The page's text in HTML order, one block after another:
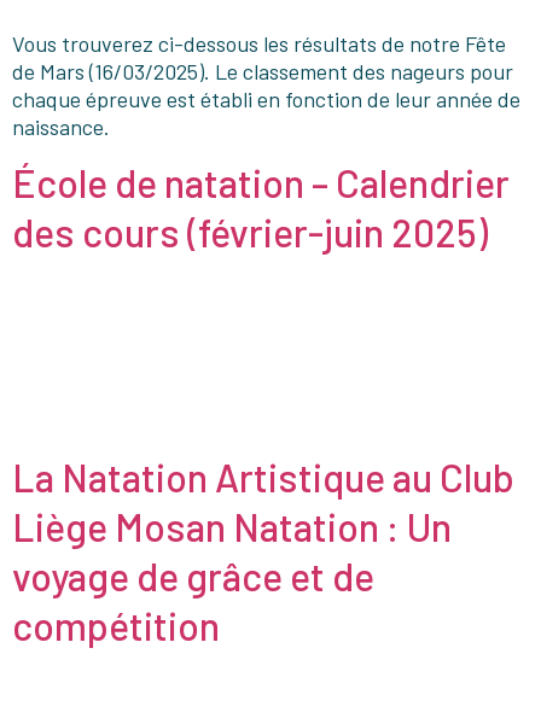
Vous trouverez ci-dessous les résultats de notre Fête
de Mars (16/03/2025). Le classement des nageurs pour
chaque épreuve est établi en fonction de leur année de
naissance.
École de natation – Calendrier
des cours (février-juin 2025)
La Natation Artistique au Club
Liège Mosan Natation : Un
voyage de grâce et de
compétition